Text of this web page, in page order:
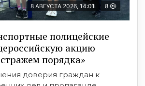
8 АВГУСТА 2026, 14:01 8
полицейские
акцию
порядка»
доверия граждан к